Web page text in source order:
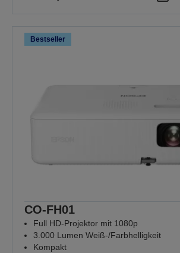
Bestseller
CO-FH01
Full HD-Projektor mit 1080p
3.000 Lumen Weiß-/Farbhelligkeit
Kompakt